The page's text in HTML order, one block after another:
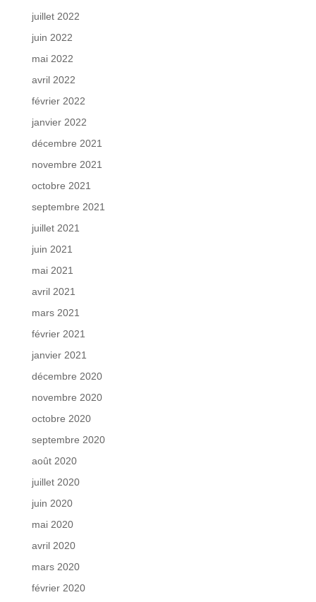
juillet 2022
juin 2022
mai 2022
avril 2022
février 2022
janvier 2022
décembre 2021
novembre 2021
octobre 2021
septembre 2021
juillet 2021
juin 2021
mai 2021
avril 2021
mars 2021
février 2021
janvier 2021
décembre 2020
novembre 2020
octobre 2020
septembre 2020
août 2020
juillet 2020
juin 2020
mai 2020
avril 2020
mars 2020
février 2020